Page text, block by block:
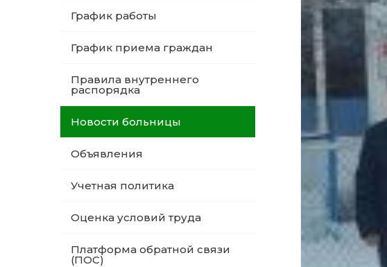
График работы
График приема граждан
Правила внутреннего
распорядка
Новости больницы
Объявления
Учетная политика
Оценка условий труда
Платформа обратной связи
(ПОС)